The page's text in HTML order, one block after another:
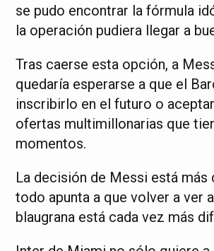
se pudo encontrar la fórmula
la operación pudiera llegar a
Tras caerse esta opción, a
quedaría esperarse a que el
inscribirlo en el futuro o
ofertas multimillonarias que
momentos.
La decisión de Messi está más
todo apunta a que volver a ver
blaugrana está cada vez más